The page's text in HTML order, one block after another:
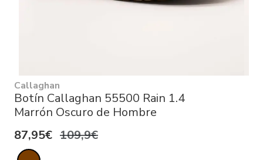
Callaghan
Botín Callaghan 55500 Rain 1.4
Marrón Oscuro de Hombre
87,95€ 109,9€